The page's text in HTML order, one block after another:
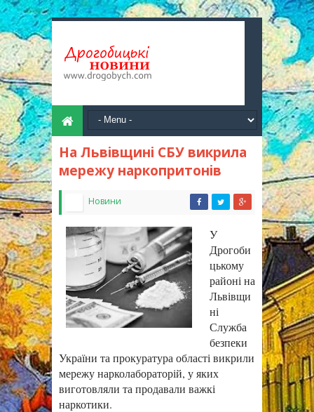
На Львівщині СБУ викрила
мережу наркопритонів
Новини
У
Дрогоби
цькому
районі на
Львівщи
ні
Служба
безпеки
України та прокуратура області викрили
мережу нарколабораторій, у яких
виготовляли та продавали важкі
наркотики.